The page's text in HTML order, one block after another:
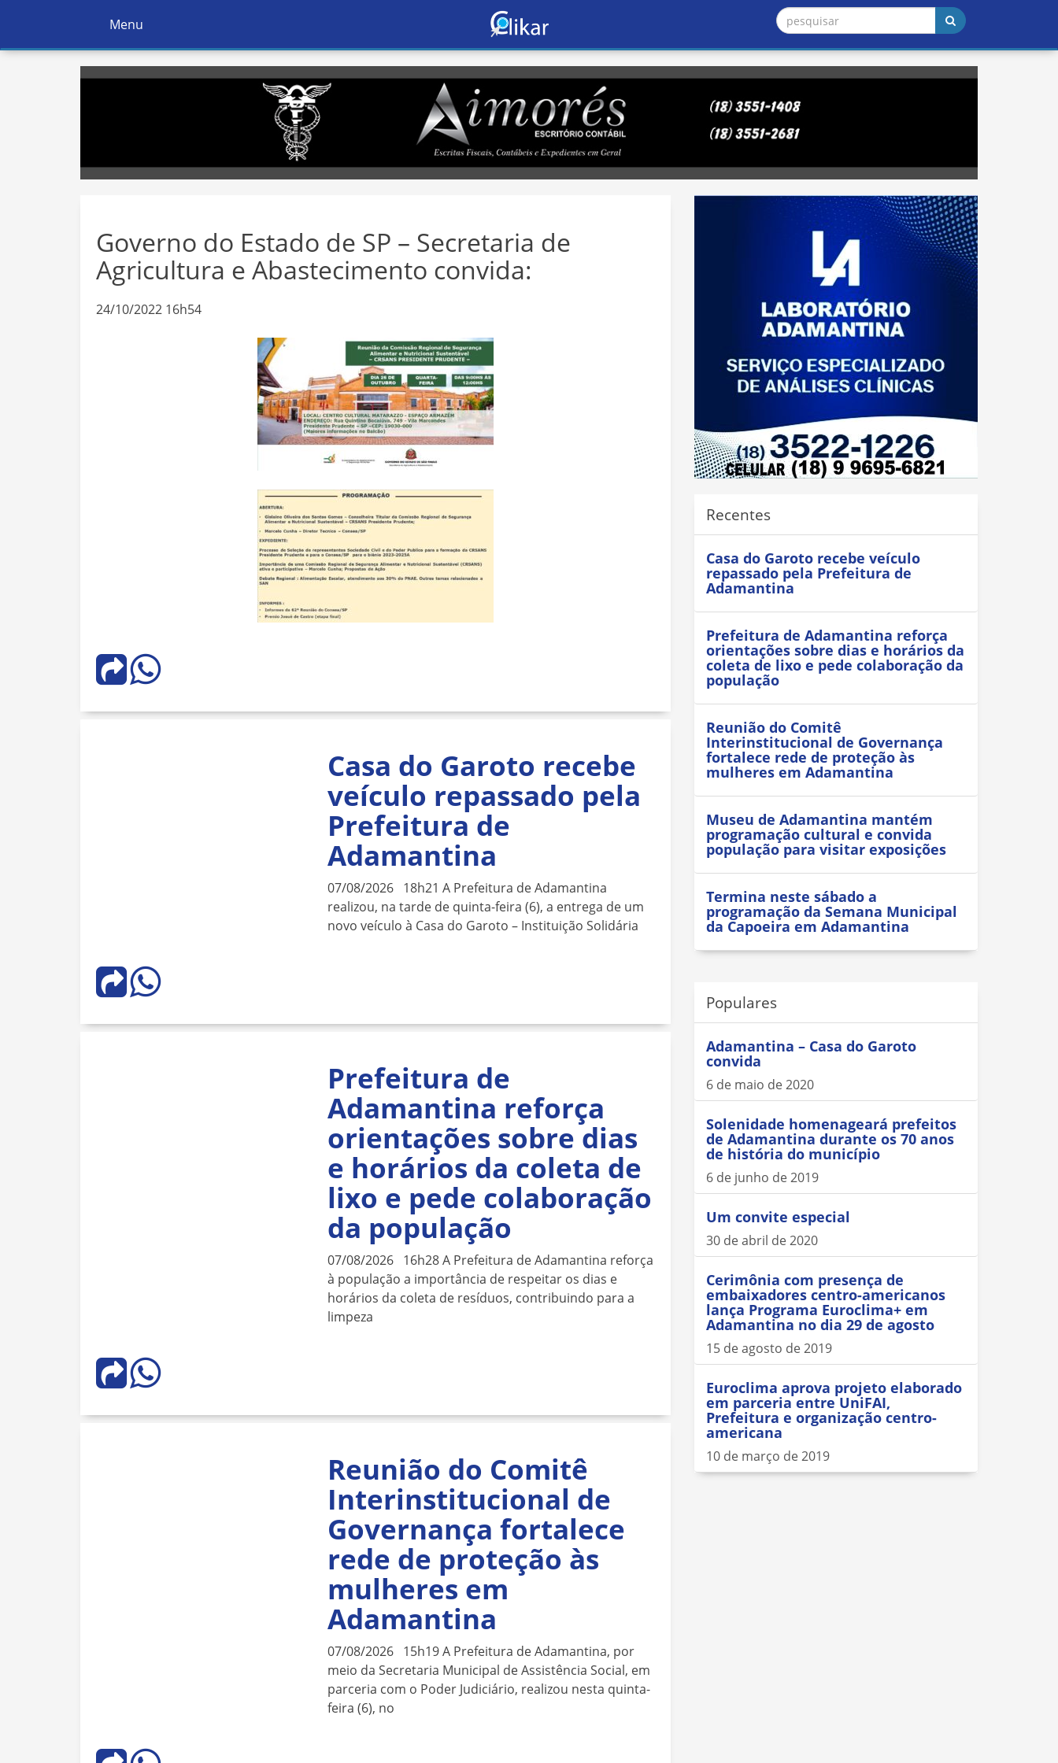
Ativar
Navegação
Menu
Governo do Estado de SP – Secretaria de
Agricultura e Abastecimento convida:
24/10/2022 16h54
Casa do Garoto recebe
veículo repassado pela
Prefeitura de
Adamantina
07/08/2026 18h21 A Prefeitura de Adamantina
realizou, na tarde de quinta-feira (6), a entrega de um
novo veículo à Casa do Garoto – Instituição Solidária
Prefeitura de
Adamantina reforça
orientações sobre dias
e horários da coleta de
lixo e pede colaboração
da população
07/08/2026 16h28 A Prefeitura de Adamantina reforça
à população a importância de respeitar os dias e
horários da coleta de resíduos, contribuindo para a
limpeza
Reunião do Comitê
Interinstitucional de
Governança fortalece
rede de proteção às
mulheres em
Adamantina
07/08/2026 15h19 A Prefeitura de Adamantina, por
meio da Secretaria Municipal de Assistência Social, em
parceria com o Poder Judiciário, realizou nesta quinta-
feira (6), no
Recentes
Casa do Garoto recebe veículo
repassado pela Prefeitura de
Adamantina
Prefeitura de Adamantina reforça
orientações sobre dias e horários da
coleta de lixo e pede colaboração da
população
Reunião do Comitê
Interinstitucional de Governança
fortalece rede de proteção às
mulheres em Adamantina
Museu de Adamantina mantém
programação cultural e convida
população para visitar exposições
Termina neste sábado a
programação da Semana Municipal
da Capoeira em Adamantina
Populares
Adamantina – Casa do Garoto
convida
6 de maio de 2020
Solenidade homenageará prefeitos
de Adamantina durante os 70 anos
de história do município
6 de junho de 2019
Um convite especial
30 de abril de 2020
Cerimônia com presença de
embaixadores centro-americanos
lança Programa Euroclima+ em
Adamantina no dia 29 de agosto
15 de agosto de 2019
Euroclima aprova projeto elaborado
em parceria entre UniFAI,
Prefeitura e organização centro-
americana
10 de março de 2019